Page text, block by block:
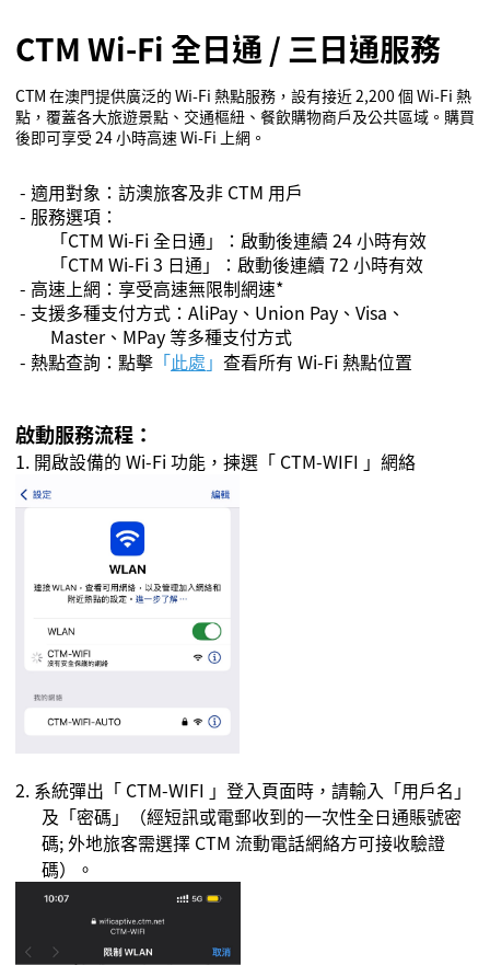
CTM Wi-Fi 全日通/三日通服務
CTM 在澳門提供廣泛的 Wi-Fi 熱點服務，設有接近2,200 個 Wi-Fi 熱
點，覆蓋各大旅遊景點、交通樞紐、餐飲購物商戶及公共區域。購買
後即可享受 24小時高速Wi-Fi 上網。
- 適用對象：訪澳旅客及非 CTM 用戶
- 服務選項：
「CTM Wi-Fi 全日通」：啟動後連續 24小時有效
「CTM Wi-Fi 3 日通」：啟動後連續 72小時有效
- 高速上網：享受高速無限制網速*
- 支援多種支付方式： AliPay 、 Union Pay 、 Visa 、
Master、 MPay 等多種支付方式
- 熱點查詢：點擊 「此處 」 查看所有 Wi-Fi 熱點位置
啟動服務流程 ：
1. 開啟設備的 Wi-Fi 功能，揀選「 CTM-WIFI 」網絡
2. 系統彈出「 CTM-WIFI 」登入頁面時，請輸入「用戶名 」
及「密碼」（經短訊或電郵收到的一次性全日通賬號密
碼;外地旅客需選擇 CTM 流動電話網絡方可接收驗證
碼）。